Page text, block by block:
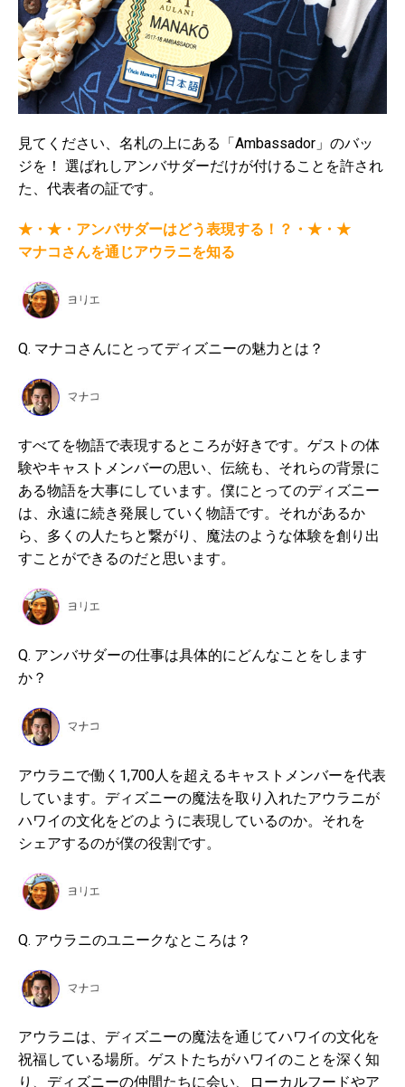
見てください、名札の上にある「Ambassador」のバッ
ジを！ 選ばれしアンバサダーだけが付けることを許され
た、代表者の証です。
★・★・ アンバサダーはどう表現する！？ ・★・★
マナコさんを通じアウラニを知る
Q. マナコさんにとってディズニーの魅力とは？
すべてを物語で表現するところが好きです。ゲストの体
験やキャストメンバーの思い、伝統も、それらの背景に
ある物語を大事にしています。僕にとってのディズニー
は、永遠に続き発展していく物語です。それがあるか
ら、多くの人たちと繋がり、魔法のような体験を創り出
すことができるのだと思います。
Q. アンバサダーの仕事は具体的にどんなことをします
か？
アウラニで働く1,700人を超えるキャストメンバーを代表
しています。ディズニーの魔法を取り入れたアウラニが
ハワイの文化をどのように表現しているのか。それを
シェアするのが僕の役割です。
Q. アウラニのユニークなところは？
アウラニは、ディズニーの魔法を通じてハワイの文化を
祝福している場所。ゲストたちがハワイのことを深く知
り、ディズニーの仲間たちに会い、ローカルフードやア